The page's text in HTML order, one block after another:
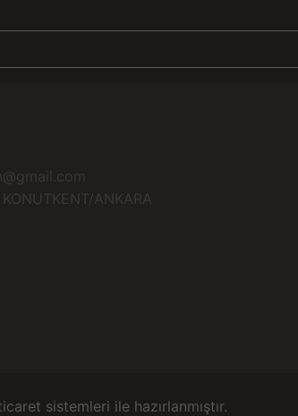
ANKARA
sistemleri ile hazırlanmıştır.